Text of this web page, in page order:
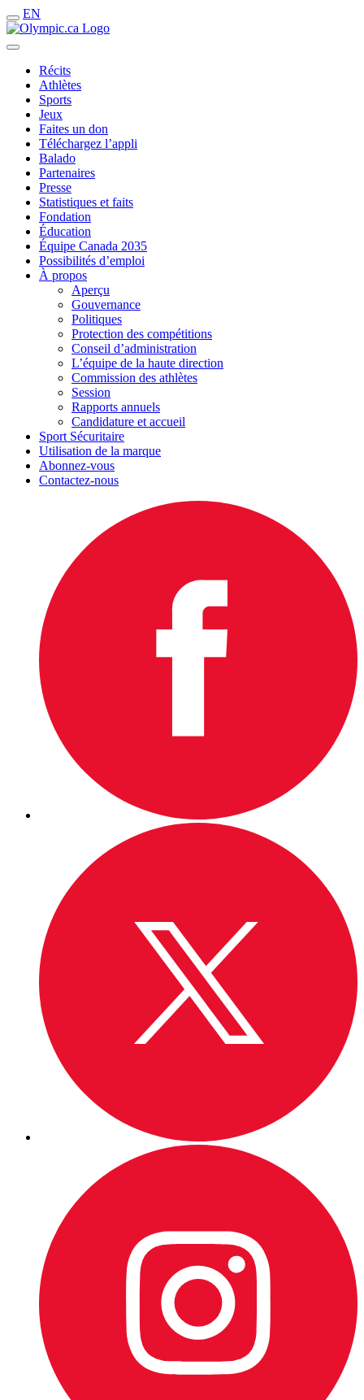
EN
Récits
Athlètes
Sports
Jeux
Faites un don
Téléchargez l’appli
Balado
Partenaires
Presse
Statistiques et faits
Fondation
Éducation
Équipe Canada 2035
Possibilités d’emploi
À propos
Aperçu
Gouvernance
Politiques
Protection des compétitions
Conseil d’administration
L’équipe de la haute direction
Commission des athlètes
Session
Rapports annuels
Candidature et accueil
Sport Sécuritaire
Utilisation de la marque
Abonnez-vous
Contactez-nous